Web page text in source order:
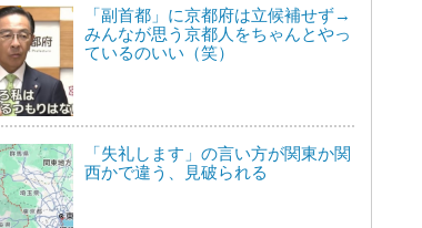
「副首都」に京都府は立候補せず→
みんなが思う京都人をちゃんとやっ
ているのいい（笑）
「失礼します」の言い方が関東か関
西かで違う、見破られる